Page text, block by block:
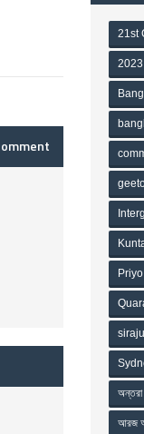
21st
অন্তরা
আরজ